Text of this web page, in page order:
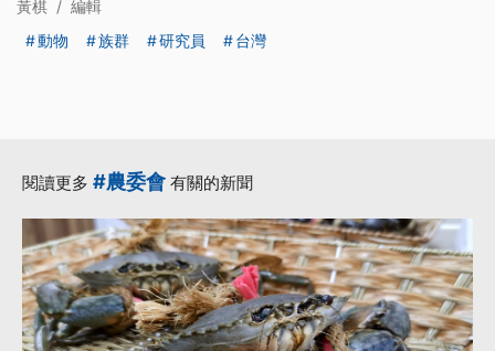
黃棋 / 編輯
動物
族群 研究員 台灣
閱讀更多 #農委會 有關的新聞